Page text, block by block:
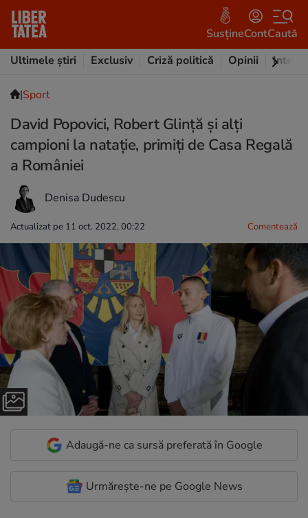
SusțineContCaută
Ultimele știri
Exclusiv Criză politică Opinii
|Sport
David Popovici, Robert Glinţă şi alţi
campioni la nataţie, primiţi de Casa Regală
a României
Denisa Dudescu
Actualizat pe 11 oct. 2022, 00:22 Comentează
Adaugă-ne ca sursă preferată în Google
Urmărește-ne pe Google News